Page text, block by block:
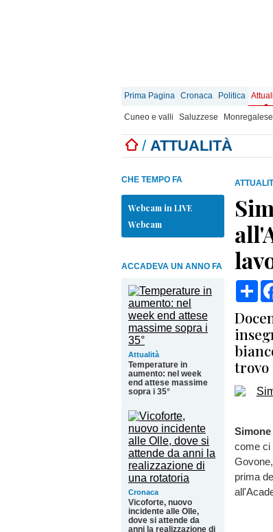
Prima Pagina Cronaca Politica
Cuneo e valli Saluzzese Monregalese
/ ATTUALITÀ
CHE TEMPO FA
Webcam in LIVE
Webcam
ACCADEVA UN ANNO FA
Attualità
Temperature in
aumento: nel week
end attese massime
sopra i 35°
Cronaca
Vicoforte, nuovo
incidente alle Olle,
dove si attende da
anni la realizzazione di
trovo
Simone
come ci
prima